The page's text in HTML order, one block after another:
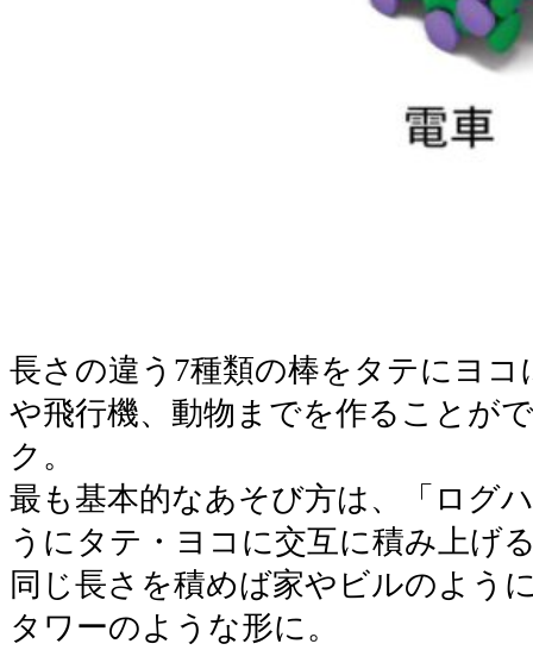
長さの違う7種類の棒をタテにヨ
や飛行機、動物までを作ることが
ク。
最も基本的なあそび方は、「ログ
うにタテ・ヨコに交互に積み上げ
同じ長さを積めば家やビルのよう
タワーのような形に。